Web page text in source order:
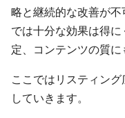
略と継続的な改善が
では十分な効果は得
定、コンテンツの質に
ここではリスティン
していきます。